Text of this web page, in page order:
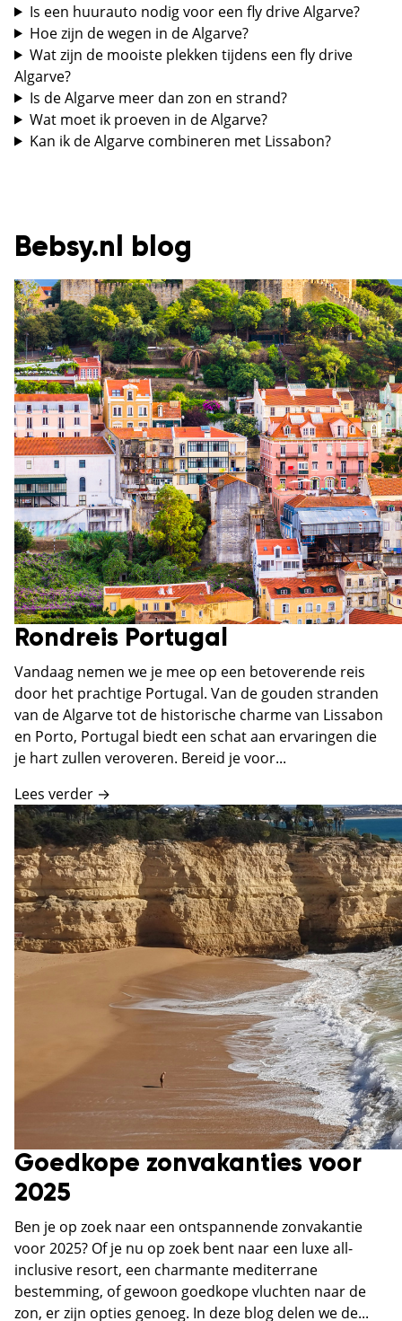
Is een huurauto nodig voor een fly drive Algarve?
Hoe zijn de wegen in de Algarve?
Wat zijn de mooiste plekken tijdens een fly drive
Algarve?
Is de Algarve meer dan zon en strand?
Wat moet ik proeven in de Algarve?
Kan ik de Algarve combineren met Lissabon?
Bebsy.nl blog
Rondreis Portugal
Vandaag nemen we je mee op een betoverende reis
door het prachtige Portugal. Van de gouden stranden
van de Algarve tot de historische charme van Lissabon
en Porto, Portugal biedt een schat aan ervaringen die
je hart zullen veroveren. Bereid je voor...
Lees verder →
Goedkope zonvakanties voor
2025
Ben je op zoek naar een ontspannende zonvakantie
voor 2025? Of je nu op zoek bent naar een luxe all-
inclusive resort, een charmante mediterrane
bestemming, of gewoon goedkope vluchten naar de
zon, er zijn opties genoeg. In deze blog delen we de...